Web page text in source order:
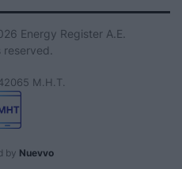
Energy Register Α.Ε.
Μ.Η.Τ.
by Nuevvo